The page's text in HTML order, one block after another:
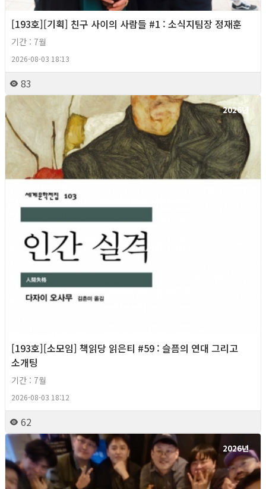
[193호][기획] 친구 사이의 사람들 #1 : 소식지팀장 정재훈
기간 : 7월
2026-08-03 18:13
83
2026년
[193호][소모임] 책읽당 읽은티 #59 : 슬픔의 연대 그리고
소개팅
기간 : 7월
2026-08-03 18:12
62
2026년